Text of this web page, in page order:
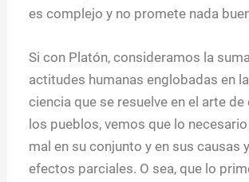
es complejo y no promete nada
Si con Platón, consideramos la
actitudes humanas englobadas en
ciencia que se resuelve en el arte
los pueblos, vemos que lo
mal en su conjunto y en sus causas
efectos parciales. O sea, que lo